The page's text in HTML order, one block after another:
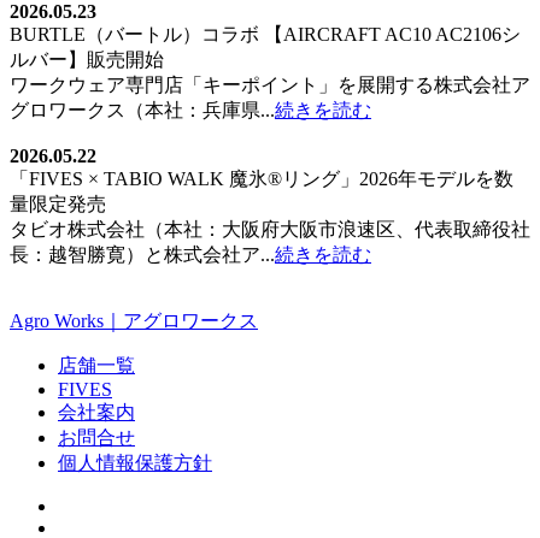
2026.05.23
BURTLE（バートル）コラボ 【AIRCRAFT AC10 AC2106シ
ルバー】販売開始
ワークウェア専門店「キーポイント」を展開する株式会社ア
グロワークス（本社：兵庫県...続きを読む
2026.05.22
「FIVES × TABIO WALK 魔氷®️リング」2026年モデルを数
量限定発売
タビオ株式会社（本社：大阪府大阪市浪速区、代表取締役社
長：越智勝寛）と株式会社ア...続きを読む
Agro Works｜アグロワークス
店舗一覧
FIVES
会社案内
お問合せ
個人情報保護方針